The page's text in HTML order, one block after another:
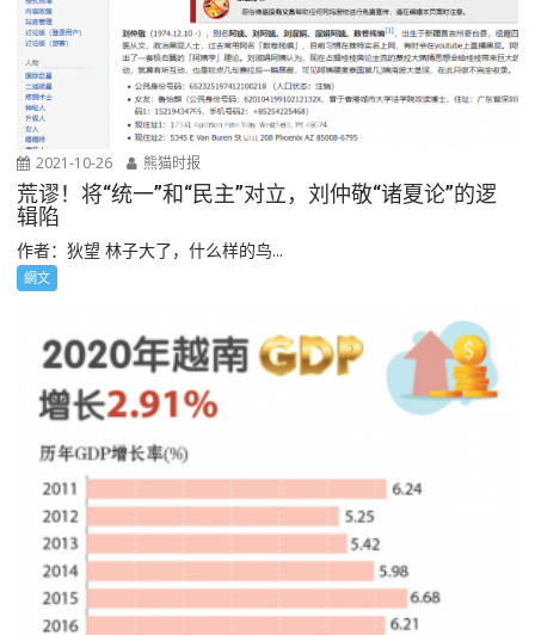
2021-10-26 熊猫时报
荒谬！将“统一”和“民主”对立，刘仲敬“诸夏论”的逻
辑陷
作者：狄望 林子大了，什么样的鸟...
網文